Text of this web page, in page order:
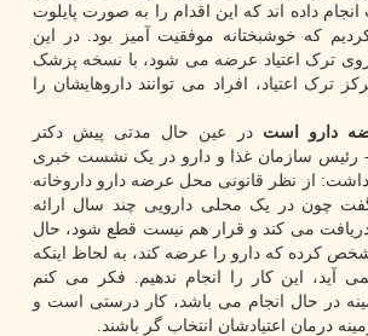
انجام داده اند که این اقدام را به صورت پایلوت
که خوشبختانه موفقیت آمیز بود. در این
ترک اعتیاد عرضه می شود، با نسخه پزشک
ترک اعتیاد، افراد می توانند داروهایشان را
دارو است در عین حال مدتی پیش دکتر
رئیس سازمان غذا و دارو در یک نشست خبری
داشت: از نظر قانونی محل عرضه دارو داروخانه
چون در یک محلی دارویی چند سال ارائه
دریافت می کند و قرار هم نیست قطع شود، حال
کرده که دارو را عرضه کند، به لحاظ اینکه
آید، این کار را انجام ندهیم. فکر می کنم
در حال انجام می باشد، کار درستی است و
زمینه درمان اعتیادشان انتخاب گر باشند.